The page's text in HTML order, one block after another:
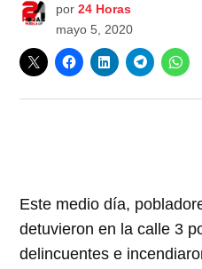
por 24 Horas
mayo 5, 2020
Este medio día,
detuvieron en la calle 3
delincuentes e